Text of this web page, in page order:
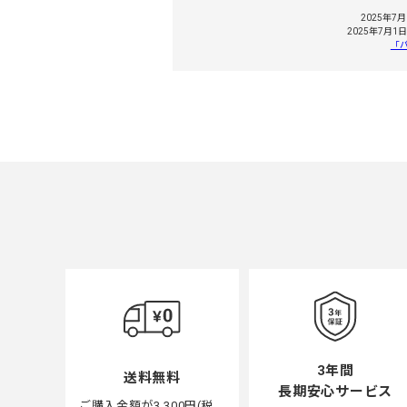
2025年7月
2025年7月1
「
送料無料
3年間
長期安心サービス